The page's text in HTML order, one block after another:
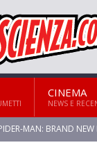
CINEMA
NEWS E
MAN: BRAND NEW